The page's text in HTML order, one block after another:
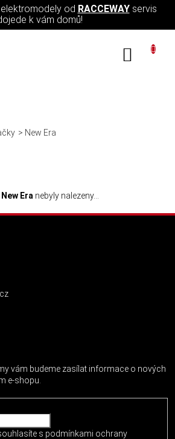
od RACCEWAYservis
k vám domů!
New Era
New Era nebyly nalezeny...
vám budeme zasílat informace o nových
e-shopu.
s podmínkami ochrany